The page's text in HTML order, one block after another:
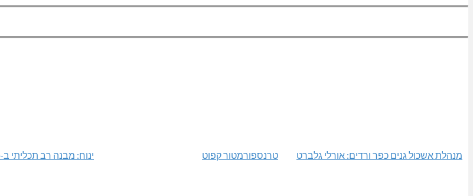
מנהלת אשכול גנים כפר ורדים: אורלי גלברט טרנספורמטור קפוט ינוח: מבנה רב תכליתי ב-120 מלש"ח